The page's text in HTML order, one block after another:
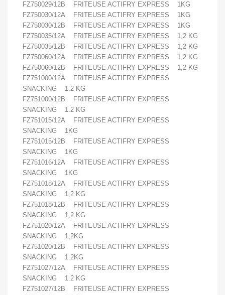
FZ750029/12B FRITEUSE ACTIFRY EXPRESS 1KG
FZ750030/12A FRITEUSE ACTIFRY EXPRESS 1KG
FZ750030/12B FRITEUSE ACTIFRY EXPRESS 1KG
FZ750035/12A FRITEUSE ACTIFRY EXPRESS 1,2 KG
FZ750035/12B FRITEUSE ACTIFRY EXPRESS 1,2 KG
FZ750060/12A FRITEUSE ACTIFRY EXPRESS 1,2 KG
FZ750060/12B FRITEUSE ACTIFRY EXPRESS 1,2 KG
FZ751000/12A FRITEUSE ACTIFRY EXPRESS
SNACKING 1.2 KG
FZ751000/12B FRITEUSE ACTIFRY EXPRESS
SNACKING 1.2 KG
FZ751015/12A FRITEUSE ACTIFRY EXPRESS
SNACKING 1KG
FZ751015/12B FRITEUSE ACTIFRY EXPRESS
SNACKING 1KG
FZ751016/12A FRITEUSE ACTIFRY EXPRESS
SNACKING 1KG
FZ751018/12A FRITEUSE ACTIFRY EXPRESS
SNACKING 1,2 KG
FZ751018/12B FRITEUSE ACTIFRY EXPRESS
SNACKING 1,2 KG
FZ751020/12A FRITEUSE ACTIFRY EXPRESS
SNACKING 1,2KG
FZ751020/12B FRITEUSE ACTIFRY EXPRESS
SNACKING 1.2KG
FZ751027/12A FRITEUSE ACTIFRY EXPRESS
SNACKING 1.2 KG
FZ751027/12B FRITEUSE ACTIFRY EXPRESS